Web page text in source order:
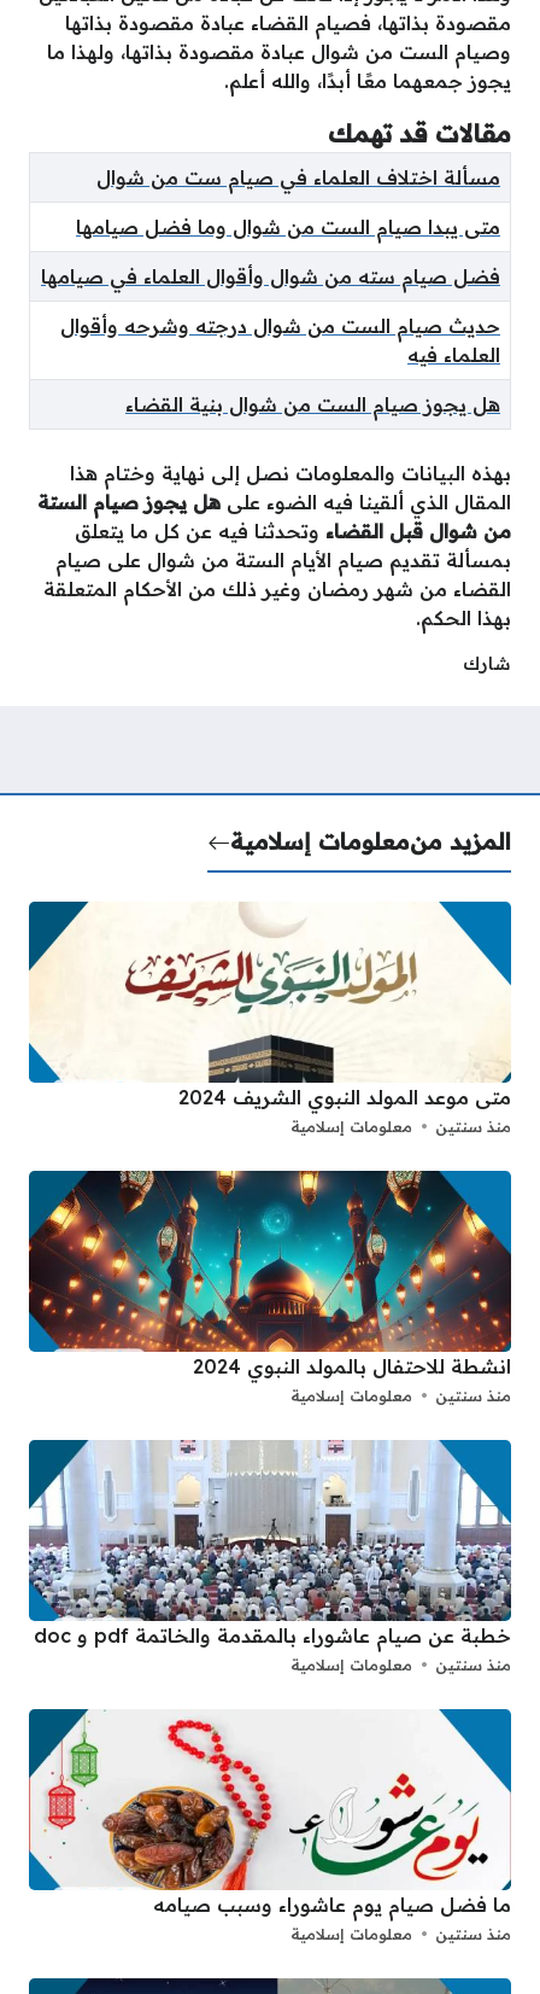
مقصودة بذاتها، فصيام القضاء عبادة مقصودة بذاتها
وصيام الست من شوال عبادة مقصودة بذاتها، ولهذا ما
يجوز جمعهما معًا أبدًا، والله أعلم.
مقالات قد تهمك
مسألة اختلاف العلماء في صيام ست من شوال
متى يبدا صيام الست من شوال وما فضل صيامها
فضل صيام سته من شوال وأقوال العلماء في صيامها
حديث صيام الست من شوال درجته وشرحه وأقوال
العلماء فيه
هل يجوز صيام الست من شوال بنية القضاء
بهذه البيانات والمعلومات نصل إلى نهاية وختام هذا
المقال الذي ألقينا فيه الضوء على هل يجوز صيام الستة
من شوال قبل القضاء وتحدثنا فيه عن كل ما يتعلق
بمسألة تقديم صيام الأيام الستة من شوال على صيام
القضاء من شهر رمضان وغير ذلك من الأحكام المتعلقة
بهذا الحكم.
شارك
المزيد منمعلومات إسلامية
متى موعد المولد النبوي الشريف 2024
منذ سنتين معلومات إسلامية
انشطة للاحتفال بالمولد النبوي 2024
منذ سنتين معلومات إسلامية
خطبة عن صيام عاشوراء بالمقدمة والخاتمة pdf و doc
منذ سنتين معلومات إسلامية
ما فضل صيام يوم عاشوراء وسبب صيامه
منذ سنتين معلومات إسلامية